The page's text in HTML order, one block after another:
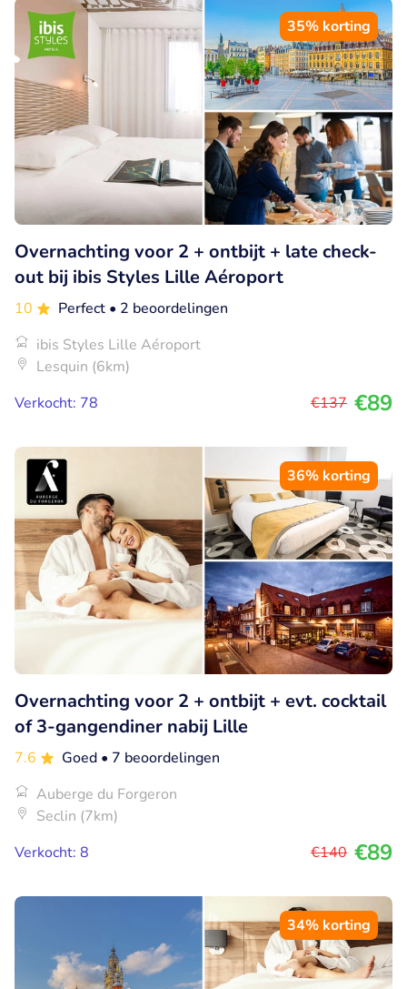
35% korting
Overnachting voor 2 + ontbijt + late check-
out bij ibis Styles Lille Aéroport
10 Perfect • 2 beoordelingen
ibis Styles Lille Aéroport
Lesquin (6km)
Verkocht: 78
€137 €89
36% korting
Overnachting voor 2 + ontbijt + evt. cocktail
of 3-gangendiner nabij Lille
7.6 Goed • 7 beoordelingen
Auberge du Forgeron
Seclin (7km)
Verkocht: 8
€140 €89
34% korting